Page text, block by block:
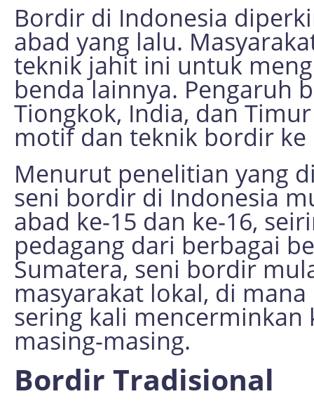
Bordir di Indonesia
abad yang lalu.
teknik jahit ini untuk
benda lainnya. Pengaruh
Tiongkok, India, dan
motif dan teknik bordir ke
Menurut penelitian yang
seni bordir di Indonesia
abad ke-15 dan ke-16,
pedagang dari berbagai
Sumatera, seni bordir
masyarakat lokal, di
sering kali mencerminkan
masing-masing.
Bordir Tradisional